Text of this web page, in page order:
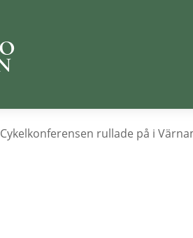
Cykelkonferensen rullade på i